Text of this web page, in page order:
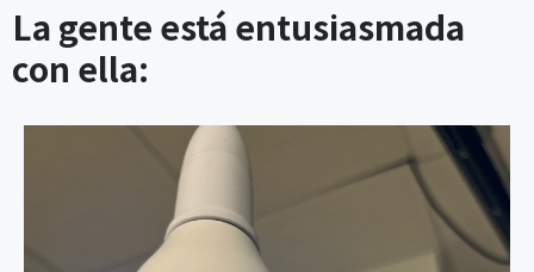
La gente está entusiasmada
con ella: